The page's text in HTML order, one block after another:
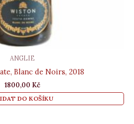
ANGLIE
Blanc de Noirs, 2018
1800,00 Kč
DO KOŠÍKU